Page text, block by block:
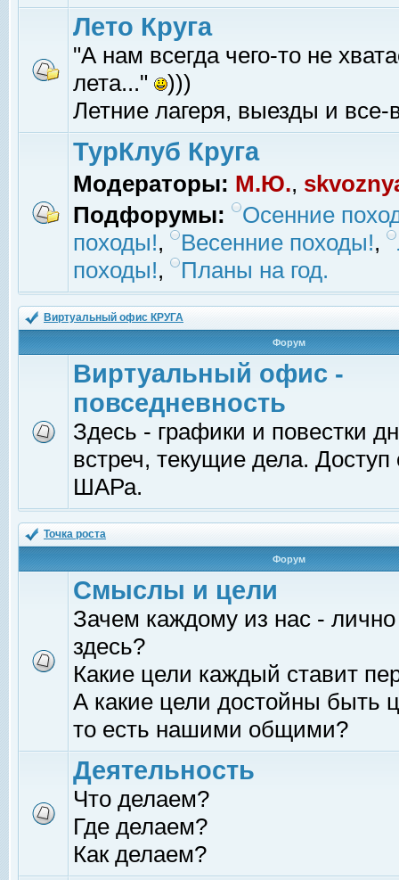
Лето Круга
"А нам всегда чего-то не
лета..."
)))
Летние лагеря, выезды и все-
ТурКлуб Круга
Модераторы: М.Ю.,
Подфорумы:
Осенние
походы!, Весенние походы!,
походы!, Планы на год.
Виртуальный офис КРУГА
Форум
Виртуальный офис -
повседневность
Здесь - графики и повестки
встреч, текущие дела.
ШАРа.
Точка роста
Форум
Смыслы и цели
Зачем каждому из нас -
здесь?
Какие цели каждый ставит
А какие цели достойны быть
то есть нашими общими?
Деятельность
Что делаем?
Где делаем?
Как делаем?